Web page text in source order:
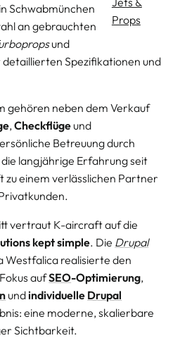
Schwabmünchen
an gebrauchten
und
Spezifikationen und
gehören neben dem Verkauf
,Checkflüge und
Betreuung durch
die langjährige Erfahrung seit
zu einem verlässlichen Partner
vertraut K-aircraft auf die
kept simple. Die Drupal
Westfalica realisierte den
aufSEO-Optimierung,
undindividuelle Drupal
eine moderne, skalierbare
Sichtbarkeit.